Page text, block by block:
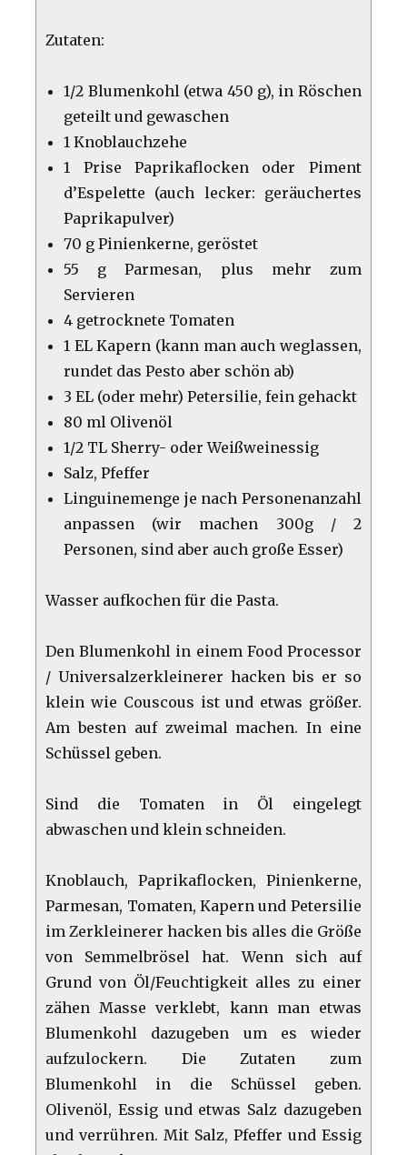
Zutaten:
1/2 Blumenkohl (etwa 450 g), in Röschen
geteilt und gewaschen
1 Knoblauchzehe
1 Prise Paprikaflocken oder Piment
d’Espelette (auch lecker: geräuchertes
Paprikapulver)
70 g Pinienkerne, geröstet
55 g Parmesan, plus mehr zum
Servieren
4 getrocknete Tomaten
1 EL Kapern (kann man auch weglassen,
rundet das Pesto aber schön ab)
3 EL (oder mehr) Petersilie, fein gehackt
80 ml Olivenöl
1/2 TL Sherry- oder Weißweinessig
Salz, Pfeffer
Linguinemenge je nach Personenanzahl
anpassen (wir machen 300g / 2
Personen, sind aber auch große Esser)
Wasser aufkochen für die Pasta.
Den Blumenkohl in einem Food Processor
/ Universalzerkleinerer hacken bis er so
klein wie Couscous ist und etwas größer.
Am besten auf zweimal machen. In eine
Schüssel geben.
Sind die Tomaten in Öl eingelegt
abwaschen und klein schneiden.
Knoblauch, Paprikaflocken, Pinienkerne,
Parmesan, Tomaten, Kapern und Petersilie
im Zerkleinerer hacken bis alles die Größe
von Semmelbrösel hat. Wenn sich auf
Grund von Öl/Feuchtigkeit alles zu einer
zähen Masse verklebt, kann man etwas
Blumenkohl dazugeben um es wieder
aufzulockern. Die Zutaten zum
Blumenkohl in die Schüssel geben.
Olivenöl, Essig und etwas Salz dazugeben
und verrühren. Mit Salz, Pfeffer und Essig